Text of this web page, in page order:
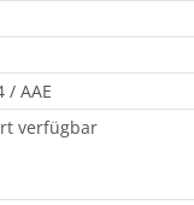
/ AAE
verfügbar